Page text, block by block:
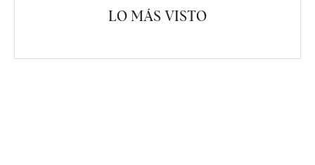
LO MÁS VISTO